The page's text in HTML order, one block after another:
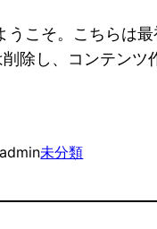
うこそ。こちらは
除し、コンテンツ
未分類